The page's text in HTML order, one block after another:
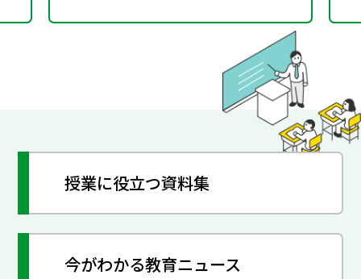
授業に役立つ資料集
今がわかる教育ニュース